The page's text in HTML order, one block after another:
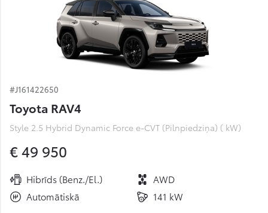
#J161422650
Toyota RAV4
Style 2.5 Hybrid Dynamic Force e-CVT (Pilnpiedziņa) ( kW)
€ 49 950
Hibrīds (Benz./El.)
AWD
Automātiskā
141 kW